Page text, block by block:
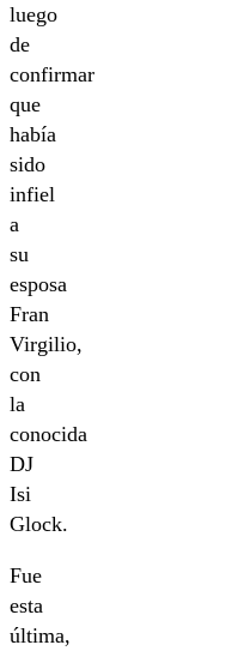
luego
de
confirmar
que
había
sido
infiel
a
su
esposa
Fran
Virgilio,
con
la
conocida
DJ
Isi
Glock.
Fue
esta
última,